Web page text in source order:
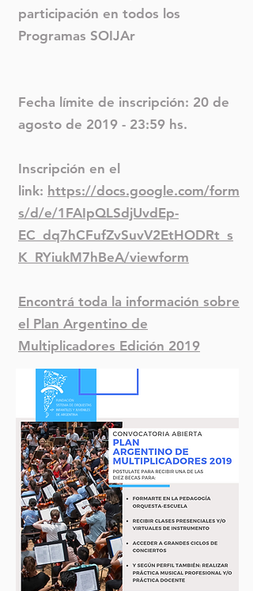
participación en todos los
Programas SOIJAr
Fecha límite de inscripción: 20 de
agosto de 2019 - 23:59 hs.
Inscripción en el
link: https://docs.google.com/form
s/d/e/1FAIpQLSdjUvdEp-
EC_dq7hCFufZvSuvV2EtHODRt_s
K_RYiukM7hBeA/viewform
Encontrá toda la información sobre
el Plan Argentino de
Multiplicadores Edición 2019
FORMACIONES MUSICALES
MÁS INFO